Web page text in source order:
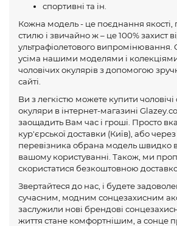
спортивні та ін.
Кожна модель - це поєднання якості,
стилю і звичайно ж – це 100% захист
ультрафіолетового випромінювання.
усіма нашими моделями і
чоловічих окулярів з допомогою
сайті.
Ви з легкістю можете купити чоловічі
окуляри в інтернет-магазині
заощадить Вам час і гроші. Просто
кур'єрської доставки (Київ), або
перевізника обрана модель швидко
вашому користуванні. Також, ми
скористатися безкоштовною
Звертайтеся до нас, і будете
сучасним, модним сонцезахисним
заслужили нові брендові
життя стане комфортнішим, а сонце